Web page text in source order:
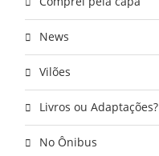
News
Vilões
Livros ou Adaptações?
No Ônibus